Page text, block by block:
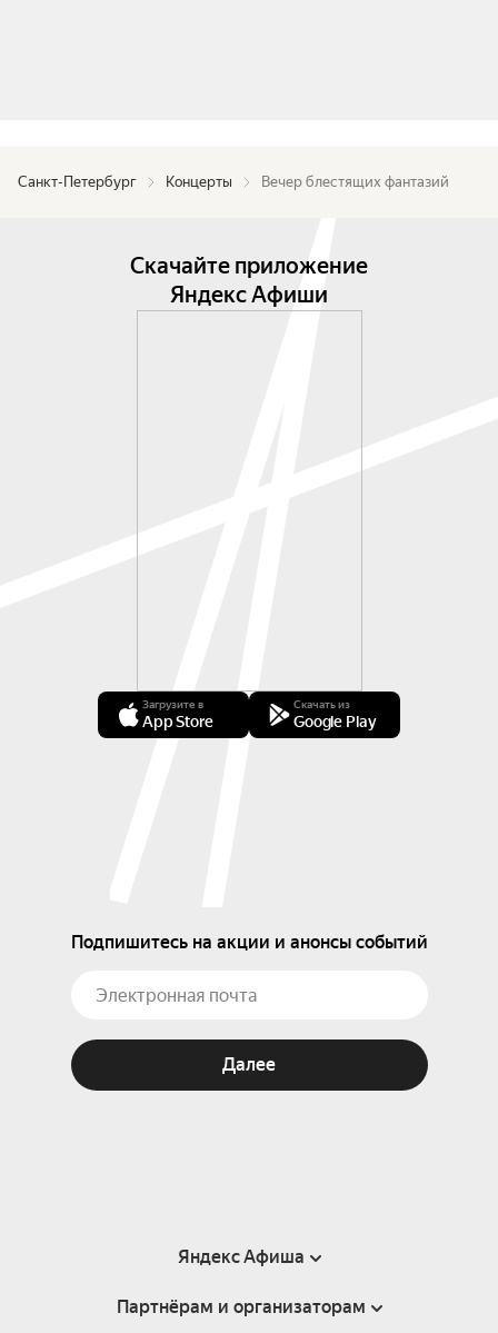
Санкт-Петербург Концерты Вечер блестящих фантазий
Скачайте приложение
Яндекс Афиши
Загрузите в
App Store
Скачать из
Google Play
Подпишитесь на акции и анонсы событий
Далее
Яндекс Афиша
Справка
Партнёрам и организаторам